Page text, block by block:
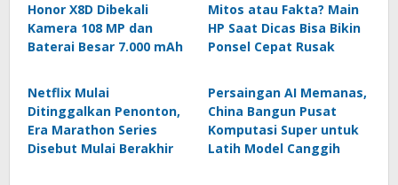
Honor X8D Dibekali
Kamera 108 MP dan
Baterai Besar 7.000 mAh
Mitos atau Fakta? Main
HP Saat Dicas Bisa Bikin
Ponsel Cepat Rusak
Netflix Mulai
Ditinggalkan Penonton,
Era Marathon Series
Disebut Mulai Berakhir
Persaingan AI Memanas,
China Bangun Pusat
Komputasi Super untuk
Latih Model Canggih